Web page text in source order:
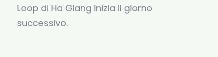
Loop di Ha Giang inizia il giorno
successivo.